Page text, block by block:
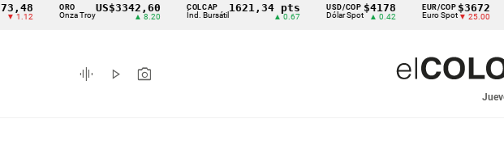
Cintillo
indicadores
económicos
ORO
Onza Troy
US$3342,60 COLCAP
Índ. Bursátil
1621,34 pts USD/COP
Dólar Spot
$4178
▲ 0.42
EUR/COP
Euro Spot
$3672
▼ 25.00 Tasa
graphic_eq play_arrow photo_camera